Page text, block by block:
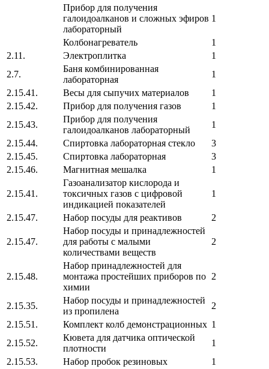
Прибор для получения
галоидоалканов и сложных эфиров
лабораторный
1
Колбонагреватель
1
2.11.
Электроплитка
1
2.7.
Баня комбинированная
лабораторная
1
2.15.41.
Весы для сыпучих материалов
1
2.15.42.
Прибор для получения газов
1
2.15.43.
Прибор для получения
галоидоалканов лабораторный
1
2.15.44.
Спиртовка лабораторная стекло
3
2.15.45.
Спиртовка лабораторная
3
2.15.46.
Магнитная мешалка 1
2.15.41.
Газоанализатор кислорода и
токсичных газов с цифровой
индикацией показателей
1
2.15.47. Набор посуды для реактивов 2
2.15.47.
Набор посуды и принадлежностей
для работы с малыми
количествами веществ
2
2.15.48.
Набор принадлежностей для
монтажа простейших приборов по
химии
2
2.15.35.
Набор посуды и принадлежностей
из пропилена
2
2.15.51.
Комплект колб демонстрационных 1
2.15.52.
Кювета для датчика оптической
плотности
1
2.15.53.
Набор пробок резиновых 1